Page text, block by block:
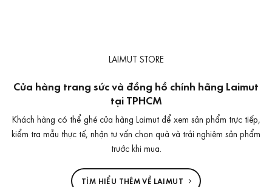
LAIMUT STORE
Cửa hàng trang sức và đồng hồ chính hãng Laimut
tại TPHCM
Khách hàng có thể ghé cửa hàng Laimut để xem sản phẩm trực tiếp,
kiểm tra mẫu thực tế, nhận tư vấn chọn quà và trải nghiệm sản phẩm
trước khi mua.
TÌM HIỂU THÊM VỀ LAIMUT